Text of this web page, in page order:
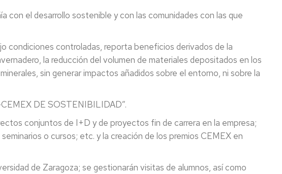
con el desarrollo sostenible y con las comunidades con las que
condiciones controladas, reporta beneficios derivados de la
la reducción del volumen de materiales depositados en los
sin generar impactos añadidos sobre el entorno, ni sobre la
DE SOSTENIBILIDAD”.
conjuntos de I+D y de proyectos fin de carrera en la empresa;
o cursos; etc. y la creación de los premios CEMEX en
de Zaragoza; se gestionarán visitas de alumnos, así como